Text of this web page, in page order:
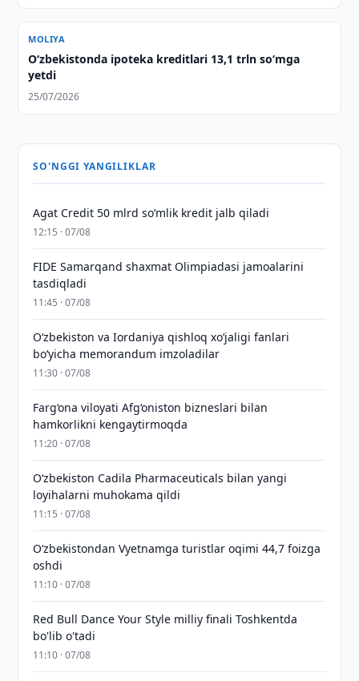
MOLIYA
O‘zbekistonda ipoteka kreditlari 13,1 trln so‘mga
yetdi
25/07/2026
SO'NGGI YANGILIKLAR
Agat Credit 50 mlrd so‘mlik kredit jalb qiladi
12:15 · 07/08
FIDE Samarqand shaxmat Olimpiadasi jamoalarini
tasdiqladi
11:45 · 07/08
Oʻzbekiston va Iordaniya qishloq xoʻjaligi fanlari
boʻyicha memorandum imzoladilar
11:30 · 07/08
Farg‘ona viloyati Afg‘oniston bizneslari bilan
hamkorlikni kengaytirmoqda
11:20 · 07/08
Oʻzbekiston Cadila Pharmaceuticals bilan yangi
loyihalarni muhokama qildi
11:15 · 07/08
O‘zbekistondan Vyetnamga turistlar oqimi 44,7 foizga
oshdi
11:10 · 07/08
Red Bull Dance Your Style milliy finali Toshkentda
bo'lib o'tadi
11:10 · 07/08